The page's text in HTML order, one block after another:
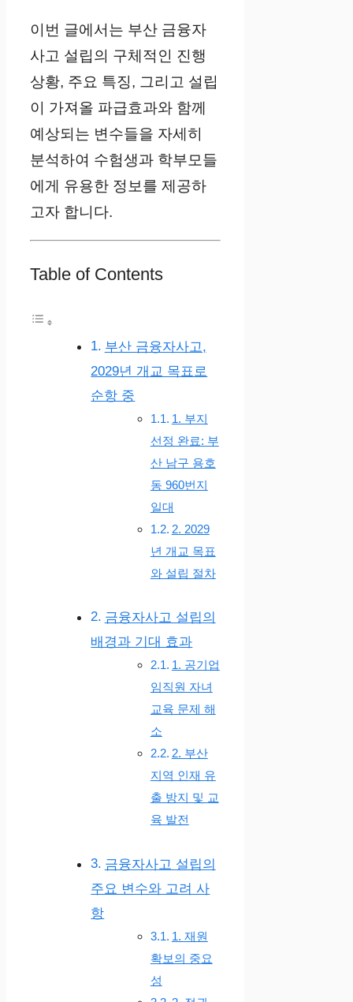
이번 글에서는 부산 금융자
사고 설립의 구체적인 진행
상황, 주요 특징, 그리고 설립
이 가져올 파급효과와 함께
예상되는 변수들을 자세히
분석하여 수험생과 학부모들
에게 유용한 정보를 제공하
고자 합니다.
Table of Contents
부산 금융자사고,
2029년 개교 목표로
순항 중
1. 부지
선정 완료: 부
산 남구 용호
동 960번지
일대
2. 2029
년 개교 목표
와 설립 절차
금융자사고 설립의
배경과 기대 효과
1. 공기업
임직원 자녀
교육 문제 해
소
2. 부산
지역 인재 유
출 방지 및 교
육 발전
금융자사고 설립의
주요 변수와 고려 사
항
1. 재원
확보의 중요
성